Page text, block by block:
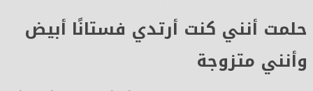
حلمت أنني كنت أرتدي فستانًا أبيض
وأنني متزوجة